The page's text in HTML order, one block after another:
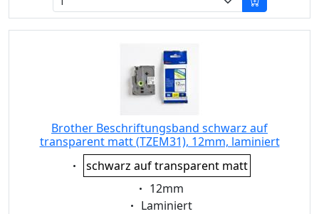
Brother Beschriftungsband schwarz auf
transparent matt (TZEM31), 12mm, laminiert
Eigenschaft:
schwarz auf transparent matt
Eigenschaft:
12mm
Eigenschaft:
Laminiert